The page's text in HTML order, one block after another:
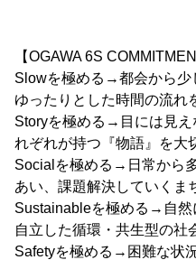
【OGAWA 6S
Slowを極める→都会から少
ゆったりとした時間の流れ
Storyを極める→目には見え
れぞれが持つ『物語』を大
Socialを極める→日常から
あい、課題解決していくま
Sustainableを極める→自然
自立した循環・共生型の社
Safetyを極める→困難な状